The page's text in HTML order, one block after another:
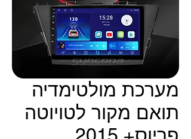
מערכת מולטימדיה
תואם מקור לטויוטה